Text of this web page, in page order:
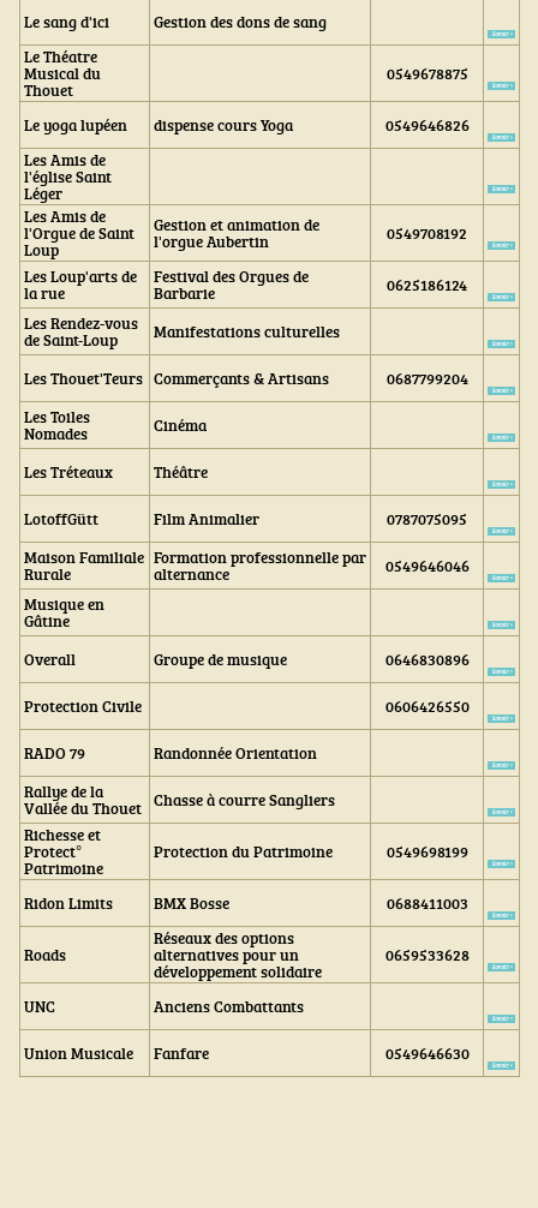
Le sang d'ici
Gestion des dons de sang
Le Théatre
Musical du
Thouet
0549678875
Le yoga lupéen dispense cours Yoga
0549646826
Les Amis de
l'église Saint
Léger
Les Amis de
l'Orgue de Saint
Loup
Gestion et animation de
l'orgue Aubertin
0549708192
Les Loup'arts de
la rue
Festival des Orgues de
Barbarie
0625186124
Les Rendez-vous
de Saint-Loup Manifestations culturelles
Les Thouet'Teurs Commerçants & Artisans
0687799204
Les Toiles
Nomades Cinéma
Les Tréteaux Théâtre
LotoffGütt Film Animalier
0787075095
Maison Familiale
Rurale
Formation professionnelle par
alternance
0549646046
Musique en
Gâtine
Overall
Groupe de musique 0646830896
Protection Civile 0606426550
RADO 79
Randonnée Orientation
Rallye de la
Vallée du Thouet Chasse à courre Sangliers
Richesse et
Protect°
Patrimoine
Protection du Patrimoine 0549698199
Ridon Limits BMX Bosse 0688411003
Roads
Réseaux des options
alternatives pour un
développement solidaire
0659533628
UNC Anciens Combattants
Union Musicale Fanfare 0549646630